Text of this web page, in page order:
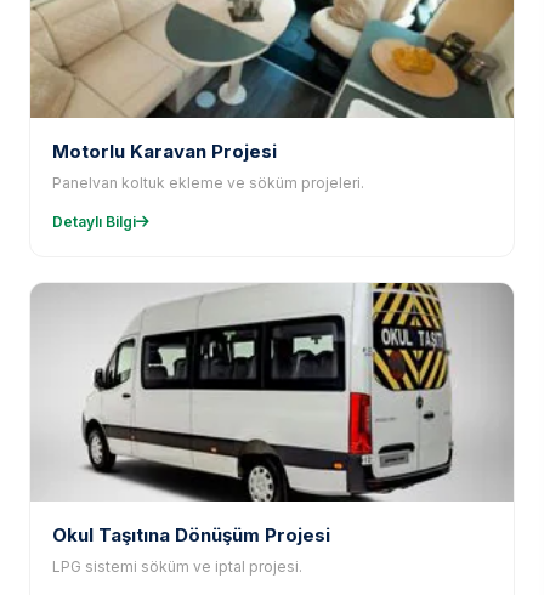
Motorlu Karavan Projesi
Panelvan koltuk ekleme ve söküm projeleri.
Detaylı Bilgi
Okul Taşıtına Dönüşüm Projesi
LPG sistemi söküm ve iptal projesi.